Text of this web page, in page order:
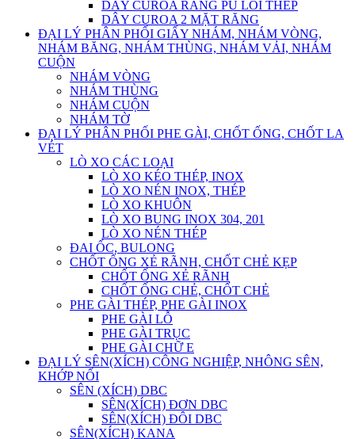
DÂY CUROA RĂNG PU LÕI THÉP
DÂY CUROA 2 MẶT RĂNG
ĐẠI LÝ PHÂN PHỐI GIẤY NHÁM, NHÁM VÒNG,
NHÁM BĂNG, NHÁM THÙNG, NHÁM VẢI, NHÁM
CUỘN
NHÁM VÒNG
NHÁM THÙNG
NHÁM CUỘN
NHÁM TỜ
ĐẠI LÝ PHÂN PHỐI PHE GÀI, CHỐT ỐNG, CHỐT LA
VÉT
LÒ XO CÁC LOẠI
LÒ XO KÉO THÉP, INOX
LÒ XO NÉN INOX, THÉP
LÒ XO KHUÔN
LÒ XO BUNG INOX 304, 201
LÒ XO NÉN THÉP
ĐAI ỐC, BULONG
CHỐT ỐNG XẺ RÃNH, CHỐT CHẺ KẸP
CHỐT ỐNG XẺ RÃNH
CHỐT ỐNG CHẺ, CHỐT CHẺ
PHE GÀI THÉP, PHE GÀI INOX
PHE GÀI LỖ
PHE GÀI TRỤC
PHE GÀI CHỮ E
ĐẠI LÝ SÊN(XÍCH) CÔNG NGHIỆP, NHÔNG SÊN,
KHỚP NỐI
SÊN (XÍCH) DBC
SÊN(XÍCH) ĐƠN DBC
SÊN(XÍCH) ĐÔI DBC
SÊN(XÍCH) KANA